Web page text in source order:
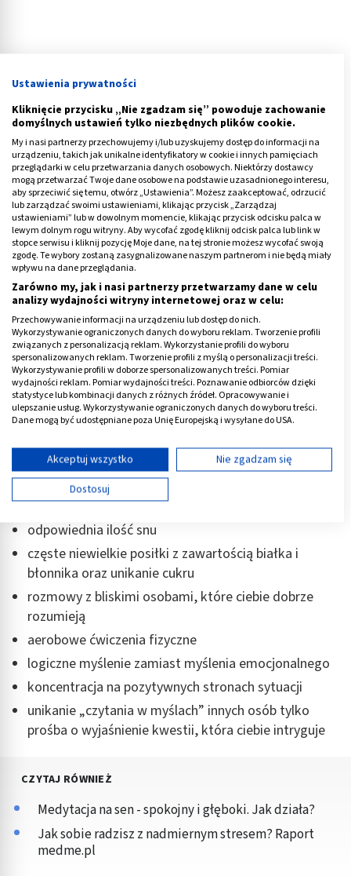
Jak zmienia się aktywność mózgu gdy
medytujesz?
Gdy zaczynasz medytować, zmieniasz aktywność
mózgu ze stanu beta (12 do ok. 28 Hz) do stanu alfa
(od 8 do 13 Hz). W rezultacie tego:
obniża się aktywność emocjonalnych struktur mózgu
(ciała migdałowate), które odpowiedzialne są m.in.
za odczuwanie strachu -to daje ci kontrolę nad
emocjami
optymalizuje się wydzielanie neuroprzekaźników
regulujących samopoczucie takich jak: serotonina
(odpowiada za poczucie zadowolenia i przyjemności)
i dopamina (odpowiada za aktywne poszukiwanie
nowości, daje chęć do działania) -to rozwija
Inne czynniki pozwalające zachować zdrowie i
optymalną aktywność mózgu to:
odpowiednia ilość snu
częste niewielkie posiłki z zawartością białka i
błonnika oraz unikanie cukru
rozmowy z bliskimi osobami, które ciebie dobrze
rozumieją
aerobowe ćwiczenia fizyczne
logiczne myślenie zamiast myślenia emocjonalnego
koncentracja na pozytywnych stronach sytuacji
unikanie „czytania w myślach” innych osób tylko
prośba o wyjaśnienie kwestii, która ciebie intryguje
CZYTAJ RÓWNIEŻ
Medytacja na sen - spokojny i głęboki. Jak działa?
Jak sobie radzisz z nadmiernym stresem? Raport
medme.pl
Ustawienia prywatności
Kliknięcie przycisku „Nie zgadzam się” powoduje zachowanie
domyślnych ustawień tylko niezbędnych plików cookie.
My i nasi partnerzy przechowujemy i/lub uzyskujemy dostęp do informacji na
urządzeniu, takich jak unikalne identyfikatory w cookie i innych pamięciach
przeglądarki w celu przetwarzania danych osobowych. Niektórzy dostawcy
mogą przetwarzać Twoje dane osobowe na podstawie uzasadnionego interesu,
aby sprzeciwić się temu, otwórz „Ustawienia”. Możesz zaakceptować, odrzucić
lub zarządzać swoimi ustawieniami, klikając przycisk „Zarządzaj
ustawieniami” lub w dowolnym momencie, klikając przycisk odcisku palca w
lewym dolnym rogu witryny. Aby wycofać zgodę kliknij odcisk palca lub link w
stopce serwisu i kliknij pozycję Moje dane, na tej stronie możesz wycofać swoją
zgodę. Te wybory zostaną zasygnalizowane naszym partnerom i nie będą miały
wpływu na dane przeglądania.
Zarówno my, jak i nasi partnerzy przetwarzamy dane w celu
analizy wydajności witryny internetowej oraz w celu:
Przechowywanie informacji na urządzeniu lub dostęp do nich.
Wykorzystywanie ograniczonych danych do wyboru reklam. Tworzenie profili
związanych z personalizacją reklam. Wykorzystanie profili do wyboru
spersonalizowanych reklam. Tworzenie profili z myślą o personalizacji treści.
Wykorzystywanie profili w doborze spersonalizowanych treści. Pomiar
wydajności reklam. Pomiar wydajności treści. Poznawanie odbiorców dzięki
statystyce lub kombinacji danych z różnych źródeł. Opracowywanie i
ulepszanie usług. Wykorzystywanie ograniczonych danych do wyboru treści.
Dane mogą być udostępniane poza Unię Europejską i wysyłane do USA.
Wyświetl listę partnerów (11 dostawców IAB)
Używamy Twoich danych w następujących celach:
Cele przetwarzania IAB:
Przechowywanie informacji na urządzeniu lub
dostęp do nich
Wykorzystywanie ograniczonych danych do
wyboru reklam
Tworzenie profili w celu spersonalizowanych
Wykorzystanie profili do wyboru
spersonalizowanych reklam
Tworzenie profili w celu personalizacji treści
Wykorzystywanie profili w celu doboru
Pomiar efektywności reklam
Pomiar efektywności treści
Rozumienie odbiorców dzięki statystyce lub
kombinacji danych z różnych źródeł
Akceptuj wszystko
Nie zgadzam się
Dostosuj